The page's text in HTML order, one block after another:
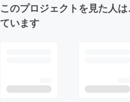
このプロジェクトを見た人
ています